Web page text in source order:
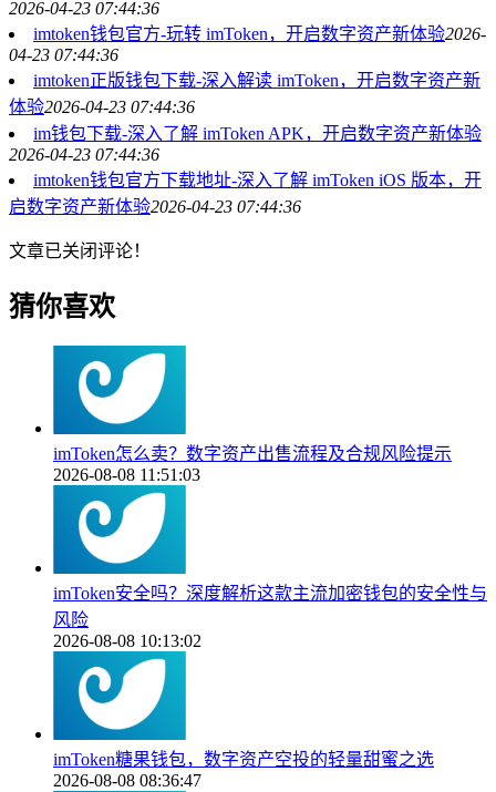
2026-04-23 07:44:36
imtoken钱包官方-玩转 imToken，开启数字资产新体验2026-
04-23 07:44:36
imtoken正版钱包下载-深入解读 imToken，开启数字资产新
体验2026-04-23 07:44:36
im钱包下载-深入了解 imToken APK，开启数字资产新体验
2026-04-23 07:44:36
imtoken钱包官方下载地址-深入了解 imToken iOS 版本，开
启数字资产新体验2026-04-23 07:44:36
文章已关闭评论！
猜你喜欢
imToken怎么卖？数字资产出售流程及合规风险提示
2026-08-08 11:51:03
imToken安全吗？深度解析这款主流加密钱包的安全性与
风险
2026-08-08 10:13:02
imToken糖果钱包，数字资产空投的轻量甜蜜之选
2026-08-08 08:36:47